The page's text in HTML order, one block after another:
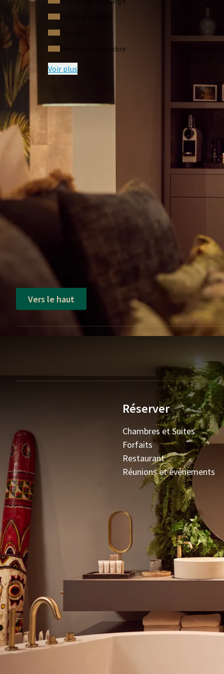
En réservant cette chambre, vous bénéficierez
l'exception du massage Quick Release en Cupping
massage relaxant. La réduction sera déduite du
vous munir de votre carte de chambre ou de votre
Service en chambre
Voir plus
Vers le haut
Réserver
Chambres et Suites
Forfaits
Restaurant
Réunions et événements